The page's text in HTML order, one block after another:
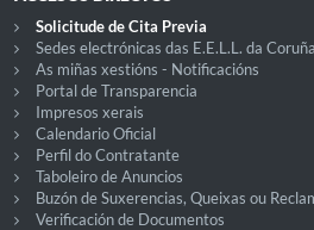
Solicitude de Cita Previa
Sedes electrónicas das E.E.L.L. da
As miñas xestións - Notificacións
Portal de Transparencia
Impresos xerais
Calendario Oficial
Perfil do Contratante
Taboleiro de Anuncios
Buzón de Suxerencias, Queixas ou
Verificación de Documentos